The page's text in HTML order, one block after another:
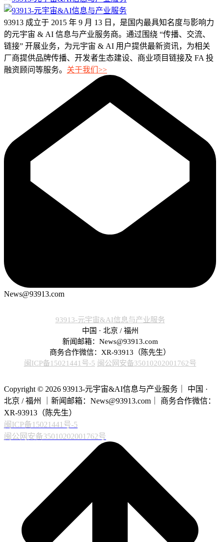
93913 成立于 2015 年 9 月 13 日，是国内最具知名度与影响力
的元宇宙 & AI 信息与产业服务商。通过围绕 “传播、交流、
链接” 开展业务，为元宇宙 & AI 用户提供最新资讯，为相关
厂商提供品牌传播、开发者生态建设、商业项目链接及 FA 投
融资顾问等服务。 关于我们>>
News@93913.com
93913-元宇宙&AI信息与产业服务
中国 · 北京 / 福州
新闻邮箱：News@93913.com
商务合作微信：XR-93913（陈先生）
闽ICP备15021441号-5 闽公网安备35010202001762号
Copyright © 2026 93913-元宇宙&AI信息与产业服务｜ 中国 ·
北京 / 福州 ｜新闻邮箱：News@93913.com｜ 商务合作微信：
XR-93913（陈先生）
闽ICP备15021441号-5
闽公网安备35010202001762号